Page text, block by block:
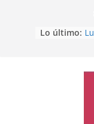
Lo último: